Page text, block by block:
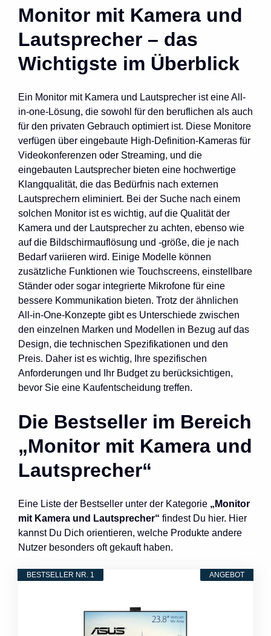
Monitor mit Kamera und
Lautsprecher – das
Wichtigste im Überblick
Ein Monitor mit Kamera und Lautsprecher ist eine All-
in-one-Lösung, die sowohl für den beruflichen als auch
für den privaten Gebrauch optimiert ist. Diese Monitore
verfügen über eingebaute High-Definition-Kameras für
Videokonferenzen oder Streaming, und die
eingebauten Lautsprecher bieten eine hochwertige
Klangqualität, die das Bedürfnis nach externen
Lautsprechern eliminiert. Bei der Suche nach einem
solchen Monitor ist es wichtig, auf die Qualität der
Kamera und der Lautsprecher zu achten, ebenso wie
auf die Bildschirmauflösung und -größe, die je nach
Bedarf variieren wird. Einige Modelle können
zusätzliche Funktionen wie Touchscreens, einstellbare
Ständer oder sogar integrierte Mikrofone für eine
bessere Kommunikation bieten. Trotz der ähnlichen
All-in-One-Konzepte gibt es Unterschiede zwischen
den einzelnen Marken und Modellen in Bezug auf das
Design, die technischen Spezifikationen und den
Preis. Daher ist es wichtig, Ihre spezifischen
Anforderungen und Ihr Budget zu berücksichtigen,
bevor Sie eine Kaufentscheidung treffen.
Die Bestseller im Bereich
„Monitor mit Kamera und
Lautsprecher“
Eine Liste der Bestseller unter der Kategorie „Monitor
mit Kamera und Lautsprecher“ findest Du hier. Hier
kannst Du Dich orientieren, welche Produkte andere
Nutzer besonders oft gekauft haben.
ANGEBOT
BESTSELLER NR. 1